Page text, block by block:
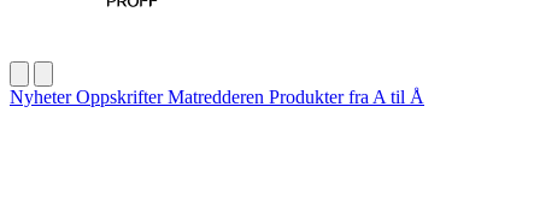
NyheterOppskrifterMatredderen Produkter fra A til Å